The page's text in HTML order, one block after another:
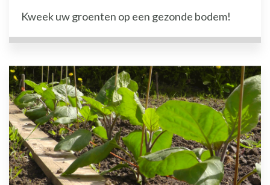
Kweek uw groenten op een gezonde bodem!